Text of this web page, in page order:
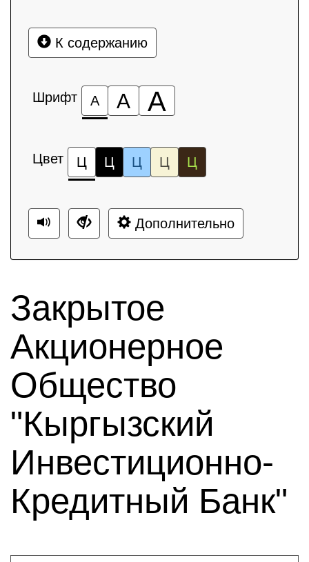
К содержанию
Шрифт А А А
Цвет Ц Ц Ц Ц Ц
Дополнительно
Закрытое
Акционерное
Общество
"Кыргызский
Инвестиционно-
Кредитный Банк"